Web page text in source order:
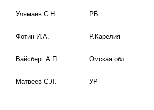
Улямаев С.Н. РБ
Фотин И.А. Р.Карелия
Вайсберг А.П. Омская обл.
Матвеев С.Л. УР